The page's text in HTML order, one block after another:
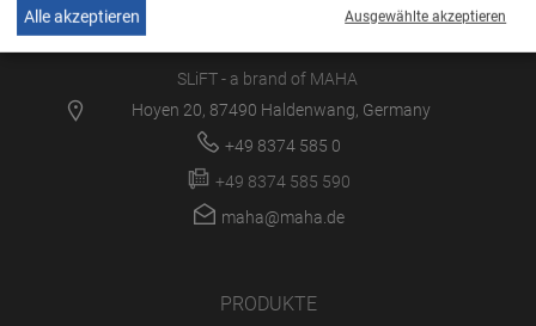
SLiFT - a brand of MAHA
Hoyen 20, 87490 Haldenwang, Germany
+49 8374 585 0
+49 8374 585 590
maha@maha.de
PRODUKTE
Ausgewählte akzeptieren
Alle akzeptieren